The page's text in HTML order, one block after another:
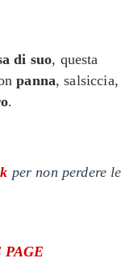
di suo, questa
panna, salsiccia,
.
per non perdere le
PAGE